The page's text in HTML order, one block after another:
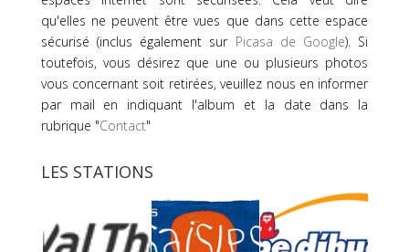
qu'elles ne peuvent être vues que dans cette espace
sécurisé (inclus également sur Picasa de Google). Si
toutefois, vous désirez que une ou plusieurs photos
vous concernant soit retirées, veuillez nous en informer
par mail en indiquant l'album et la date dans la
rubrique "Contact"
LES STATIONS